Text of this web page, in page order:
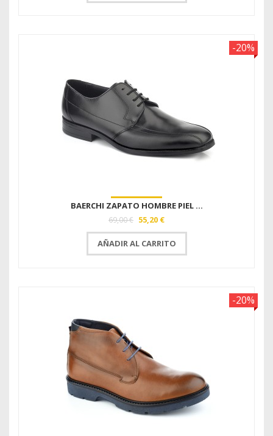
-20%
BAERCHI ZAPATO HOMBRE PIEL ...
69,00 € 55,20 €
AÑADIR AL CARRITO
-20%